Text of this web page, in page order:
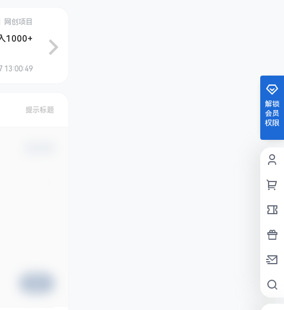
网创项目
1000+
13:00:49
提示标题
解锁
会员
权限